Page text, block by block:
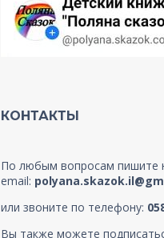
КОНТАКТЫ
По любым вопросам пишите
email:
или звоните по телефону:
Вы также можете